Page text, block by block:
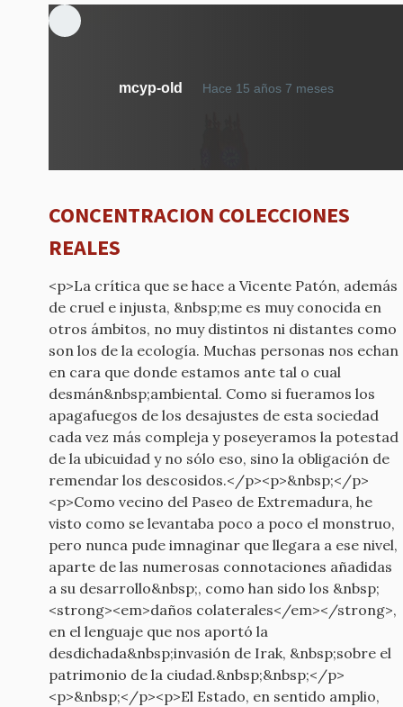
mcyp-old Hace 15 años 7 meses
CONCENTRACION COLECCIONES
REALES
<p>La crítica que se hace a Vicente Patón, además
de cruel e injusta, &nbsp;me es muy conocida en
otros ámbitos, no muy distintos ni distantes como
son los de la ecología. Muchas personas nos echan
en cara que donde estamos ante tal o cual
desmán&nbsp;ambiental. Como si fueramos los
apagafuegos de los desajustes de esta sociedad
cada vez más compleja y poseyeramos la potestad
de la ubicuidad y no sólo eso, sino la obligación de
remendar los descosidos.</p><p>&nbsp;</p>
<p>Como vecino del Paseo de Extremadura, he
visto como se levantaba poco a poco el monstruo,
pero nunca pude imnaginar que llegara a ese nivel,
aparte de las numerosas connotaciones añadidas
a su desarrollo&nbsp;, como han sido los &nbsp;
<strong><em>daños colaterales</em></strong>,
en el lenguaje que nos aportó la
desdichada&nbsp;invasión de Irak, &nbsp;sobre el
patrimonio de la ciudad.&nbsp;&nbsp;</p>
<p>&nbsp;</p><p>El Estado, en sentido amplio,